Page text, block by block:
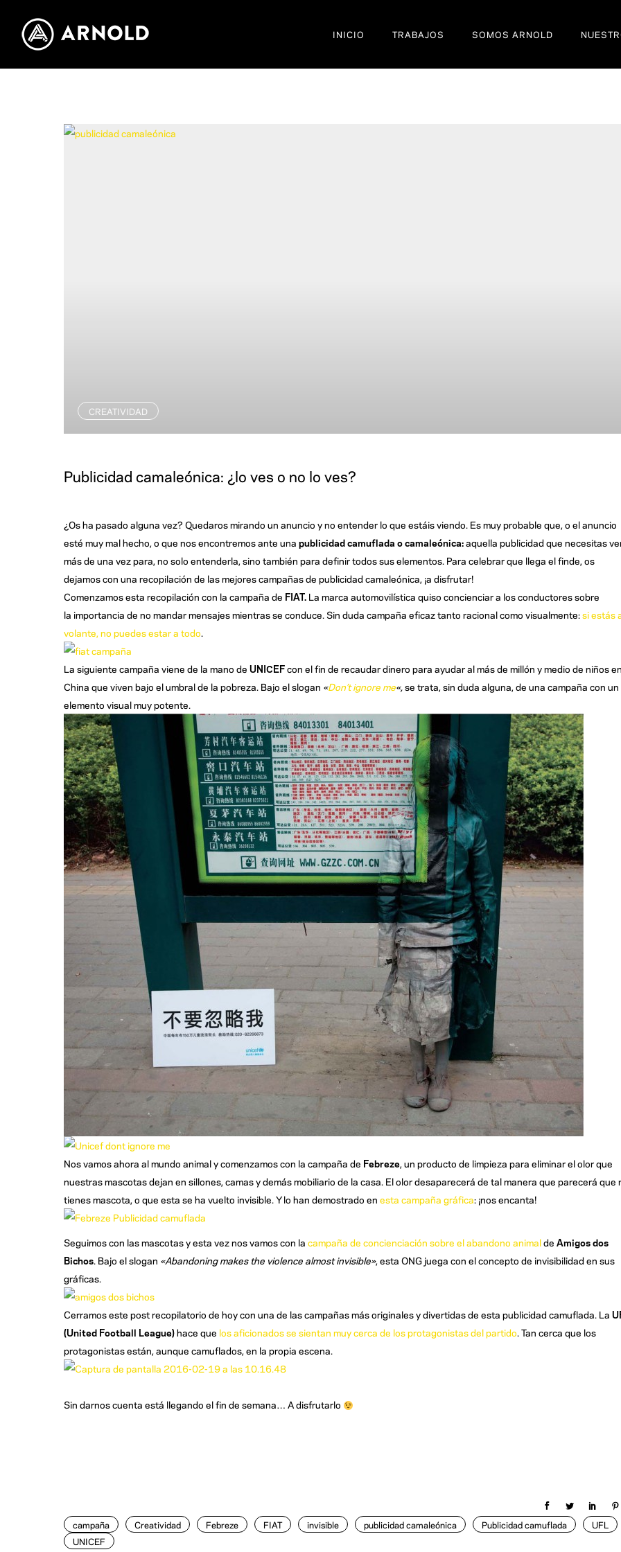
INICIO TRABAJOS SOMOS ARNOLD
CREATIVIDAD
Publicidad camaleónica: ¿lo ves o no lo ves?
¿Os ha pasado alguna vez? Quedaros mirando un anuncio y no entender lo que estáis viendo. Es muy probable que, o el anuncio
esté muy mal hecho, o que nos encontremos ante una publicidad camuflada o camaleónica:aquella publicidad que necesitas
más de una vez para, no solo entenderla, sino también para definir todos sus elementos. Para celebrar que llega el finde, os
dejamos con una recopilación de las mejores campañas de publicidad camaleónica, ¡a disfrutar!
Comenzamos esta recopilación con la campaña de FIAT. La marca automovilística quiso concienciar a los conductores sobre
la importancia de no mandar mensajes mientras se conduce. Sin duda campaña eficaz tanto racional como visualmente:si estás
volante, no puedes estar a todo.
La siguiente campaña viene de la mano de UNICEFcon el fin de recaudar dinero para ayudar al más de millón y medio de niños
China que viven bajo el umbral de la pobreza. Bajo el slogan «Don’t ignore me«,se trata, sin duda alguna, de una campaña con un
elemento visual muy potente.
Nos vamos ahora al mundo animal y comenzamos con la campaña de Febreze, un producto de limpieza para eliminar el olor que
nuestras mascotas dejan en sillones, camas y demás mobiliario de la casa. El olor desaparecerá de tal manera que parecerá que
tienes mascota, o que esta se ha vuelto invisible. Y lo han demostrado en esta campaña gráfica: ¡nos encanta!
Seguimos con las mascotas y esta vez nos vamos con la campaña de concienciación sobre el abandono animalde Amigos dos
Bichos. Bajo el slogan «Abandoning makes the violence almost invisible», esta ONG juega con el concepto de invisibilidad en sus
gráficas.
Cerramos este post recopilatorio de hoy con una de las campañas más originales y divertidas de esta publicidad camuflada. La
(United Football League)hace que los aficionados se sientan muy cerca de los protagonistas del partido. Tan cerca que los
protagonistas están, aunque camuflados, en la propia escena.
Sin darnos cuenta está llegando el fin de semana… A disfrutarlo
campaña Creatividad Febreze FIAT invisible publicidad camaleónica Publicidad camuflada
UFL
UNICEF